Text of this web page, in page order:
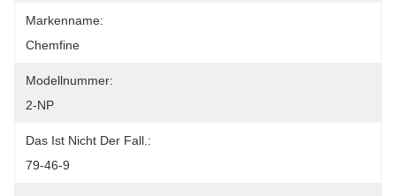
Markenname:
Chemfine
Modellnummer:
2-NP
Das Ist Nicht Der Fall.:
79-46-9